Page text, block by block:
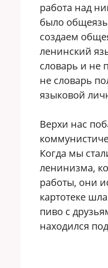
работа над
было
создаем
ленинский
словарь и не
не словарь
языковой
Верхи нас
Когда мы
ленинизма,
работы, они
картотеке
пиво с
находился